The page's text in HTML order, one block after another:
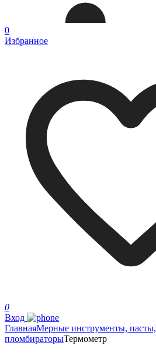
0
Избранное
0
Вход
ГлавнаяМерные инструменты, пасты,
пломбираторыТермометр